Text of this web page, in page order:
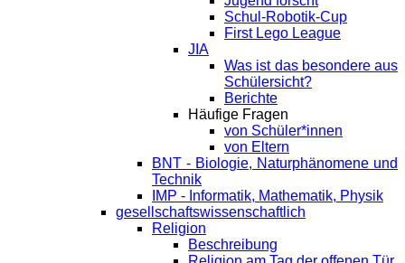
Schul-Robotik-Cup
First Lego League
JIA
Was ist das besondere aus
Schülersicht?
Berichte
Häufige Fragen
von Schüler*innen
von Eltern
BNT - Biologie, Naturphänomene und
Technik
IMP - Informatik, Mathematik, Physik
gesellschaftswissenschaftlich
Religion
Beschreibung